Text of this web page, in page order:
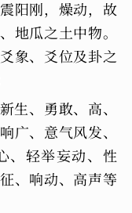
阳刚，燥动，故
地瓜之土中物。
象、爻位及卦之
生、勇敢、高、
广、意气风发、
、轻举妄动、性
、响动、高声等